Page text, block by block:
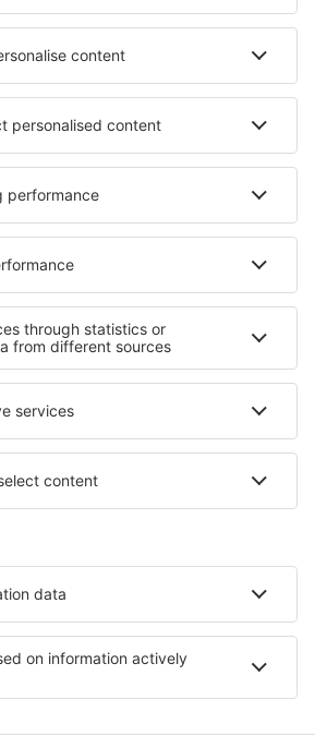
cazare - orașe
Cazare în Rowton
Cazare în Boseong
cazare - regiuni
Cazare in Faro
Cazare in Porto
Cazare În Bihor județul
Cazare in Lacul Maggiore